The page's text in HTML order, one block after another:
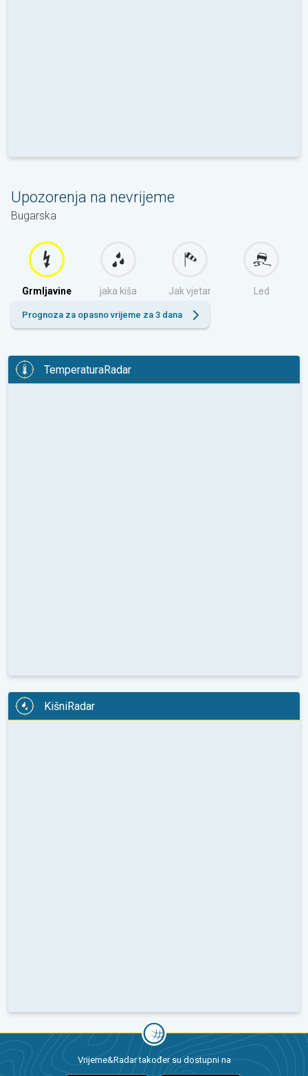
Upozorenja na nevrijeme
Bugarska
Grmljavine jaka kiša Jak vjetar Led
Prognoza za opasno vrijeme za 3 dana
TemperaturaRadar
KišniRadar
Vrijeme&Radar također su dostupni na